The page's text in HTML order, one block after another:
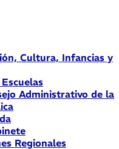
Cultura, Infancias y
Administrativo de la
Regionales